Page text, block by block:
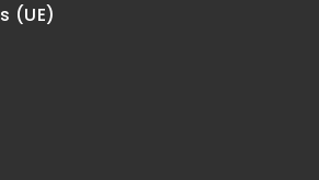
(UE)